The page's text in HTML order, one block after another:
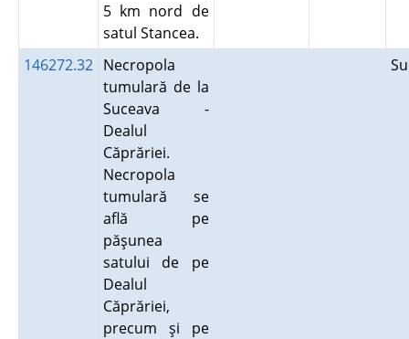
5 km nord de
satul Stancea.
146272.32 Necropola
tumulară de la
Suceava -
Dealul
Căprăriei.
Necropola
tumulară se
află pe
păşunea
satului de pe
Dealul
Căprăriei,
precum şi pe